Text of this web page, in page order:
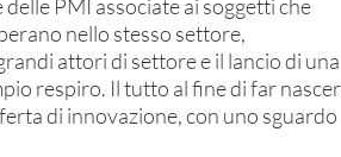
PMI associate ai soggetti che
nello stesso settore,
attori di settore e il lancio di una
respiro. Il tutto al fine di far
di innovazione, con uno sguardo